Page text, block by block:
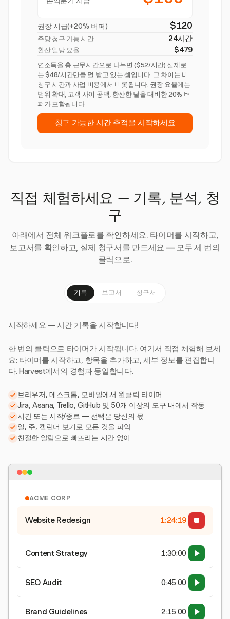
권장 시급(+20% 버퍼) $120
주당 청구 가능 시간 24시간
환산 일당 요율 $479
연소득을 총 근무시간으로 나누면 ($52/시간) 실제로
는 $48/시간만큼 덜 받고 있는 셈입니다. 그 차이는 비
청구 시간과 사업 비용에서 비롯됩니다. 권장 요율에는
범위 확대, 고객 사이 공백, 한산한 달을 대비한 20% 버
퍼가 포함됩니다.
청구 가능한 시간 추적을 시작하세요
직접 체험하세요 — 기록, 분석, 청
구
아래에서 전체 워크플로를 확인하세요. 타이머를 시작하고,
보고서를 확인하고, 실제 청구서를 만드세요 — 모두 세 번의
클릭으로.
기록 보고서 청구서
시작하세요 — 시간 기록을 시작합니다!
한 번의 클릭으로 타이머가 시작됩니다. 여기서 직접 체험해 보세
요: 타이머를 시작하고, 항목을 추가하고, 세부 정보를 편집합니
다. Harvest에서의 경험과 동일합니다.
브라우저, 데스크톱, 모바일에서 원클릭 타이머
Jira, Asana, Trello, GitHub 및 50개 이상의 도구 내에서 작동
시간 또는 시작/종료 — 선택은 당신의 몫
일, 주, 캘린더 보기로 모든 것을 파악
친절한 알림으로 빠뜨리는 시간 없이
ACME CORP
Website Redesign 1:24:20
Content Strategy 1:30:00
SEO Audit 0:45:00
Brand Guidelines 2:15:00